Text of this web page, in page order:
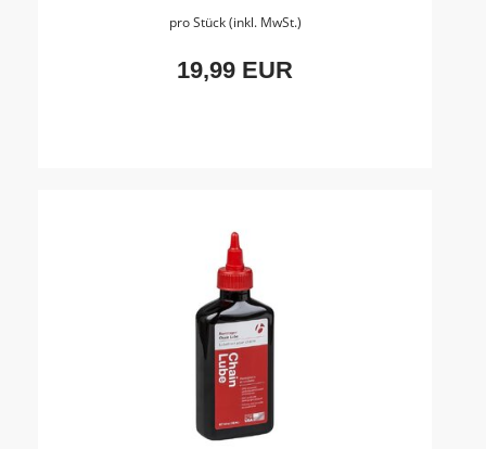
pro Stück (inkl. MwSt.)
19,99 EUR